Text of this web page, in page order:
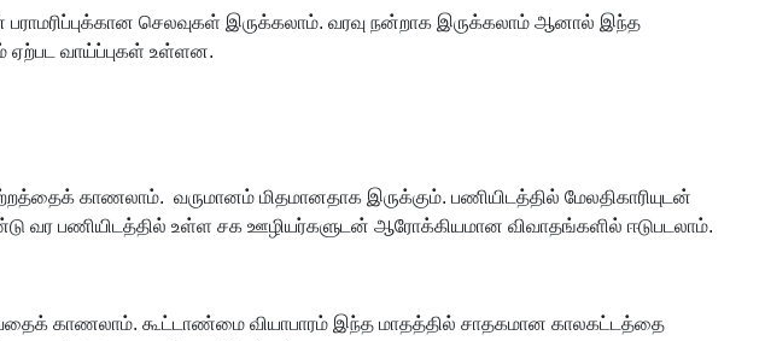
பராமரிப்புக்கான செலவுகள் இருக்கலாம். வரவு நன்றாக இருக்கலாம் ஆனால் இந்த
ஏற்பட வாய்ப்புகள் உள்ளன.
காணலாம். வருமானம் மிதமானதாக இருக்கும். பணியிடத்தில் மேலதிகாரியுடன்
பணியிடத்தில் உள்ள சக ஊழியர்களுடன் ஆரோக்கியமான விவாதங்களில் ஈடுபடலாம்.
காணலாம். கூட்டாண்மை வியாபாரம் இந்த மாதத்தில் சாதகமான காலகட்டத்தை